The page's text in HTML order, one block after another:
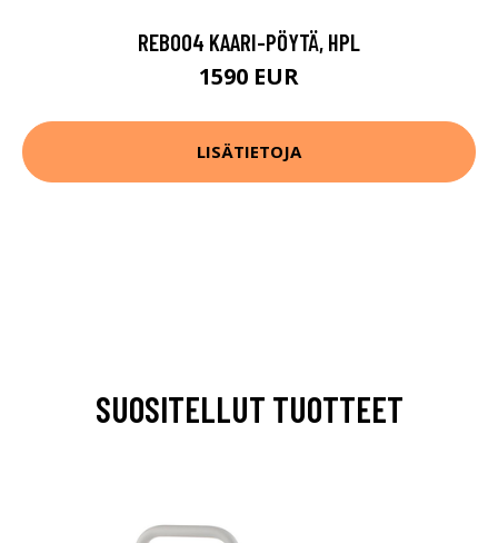
REB004 KAARI-PÖYTÄ, HPL
1590 EUR
LISÄTIETOJA
SUOSITELLUT TUOTTEET